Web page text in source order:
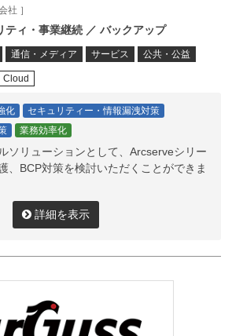
社 ］
ティ・事業継続 ／ バックアップ
通信・メディア サービス 公共・公益
Cloud
化
セキュリティー・情報漏洩対策
業務効率化
ソリューションとして、Arcserveシリー
、BCP対策を検討いただくことができま
詳細を表示